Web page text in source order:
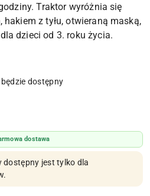
Traktor wyróżnia się
z tyłu, otwieraną maską,
dzieci od 3. roku życia.
dostępny
dostawa
jest tylko dla